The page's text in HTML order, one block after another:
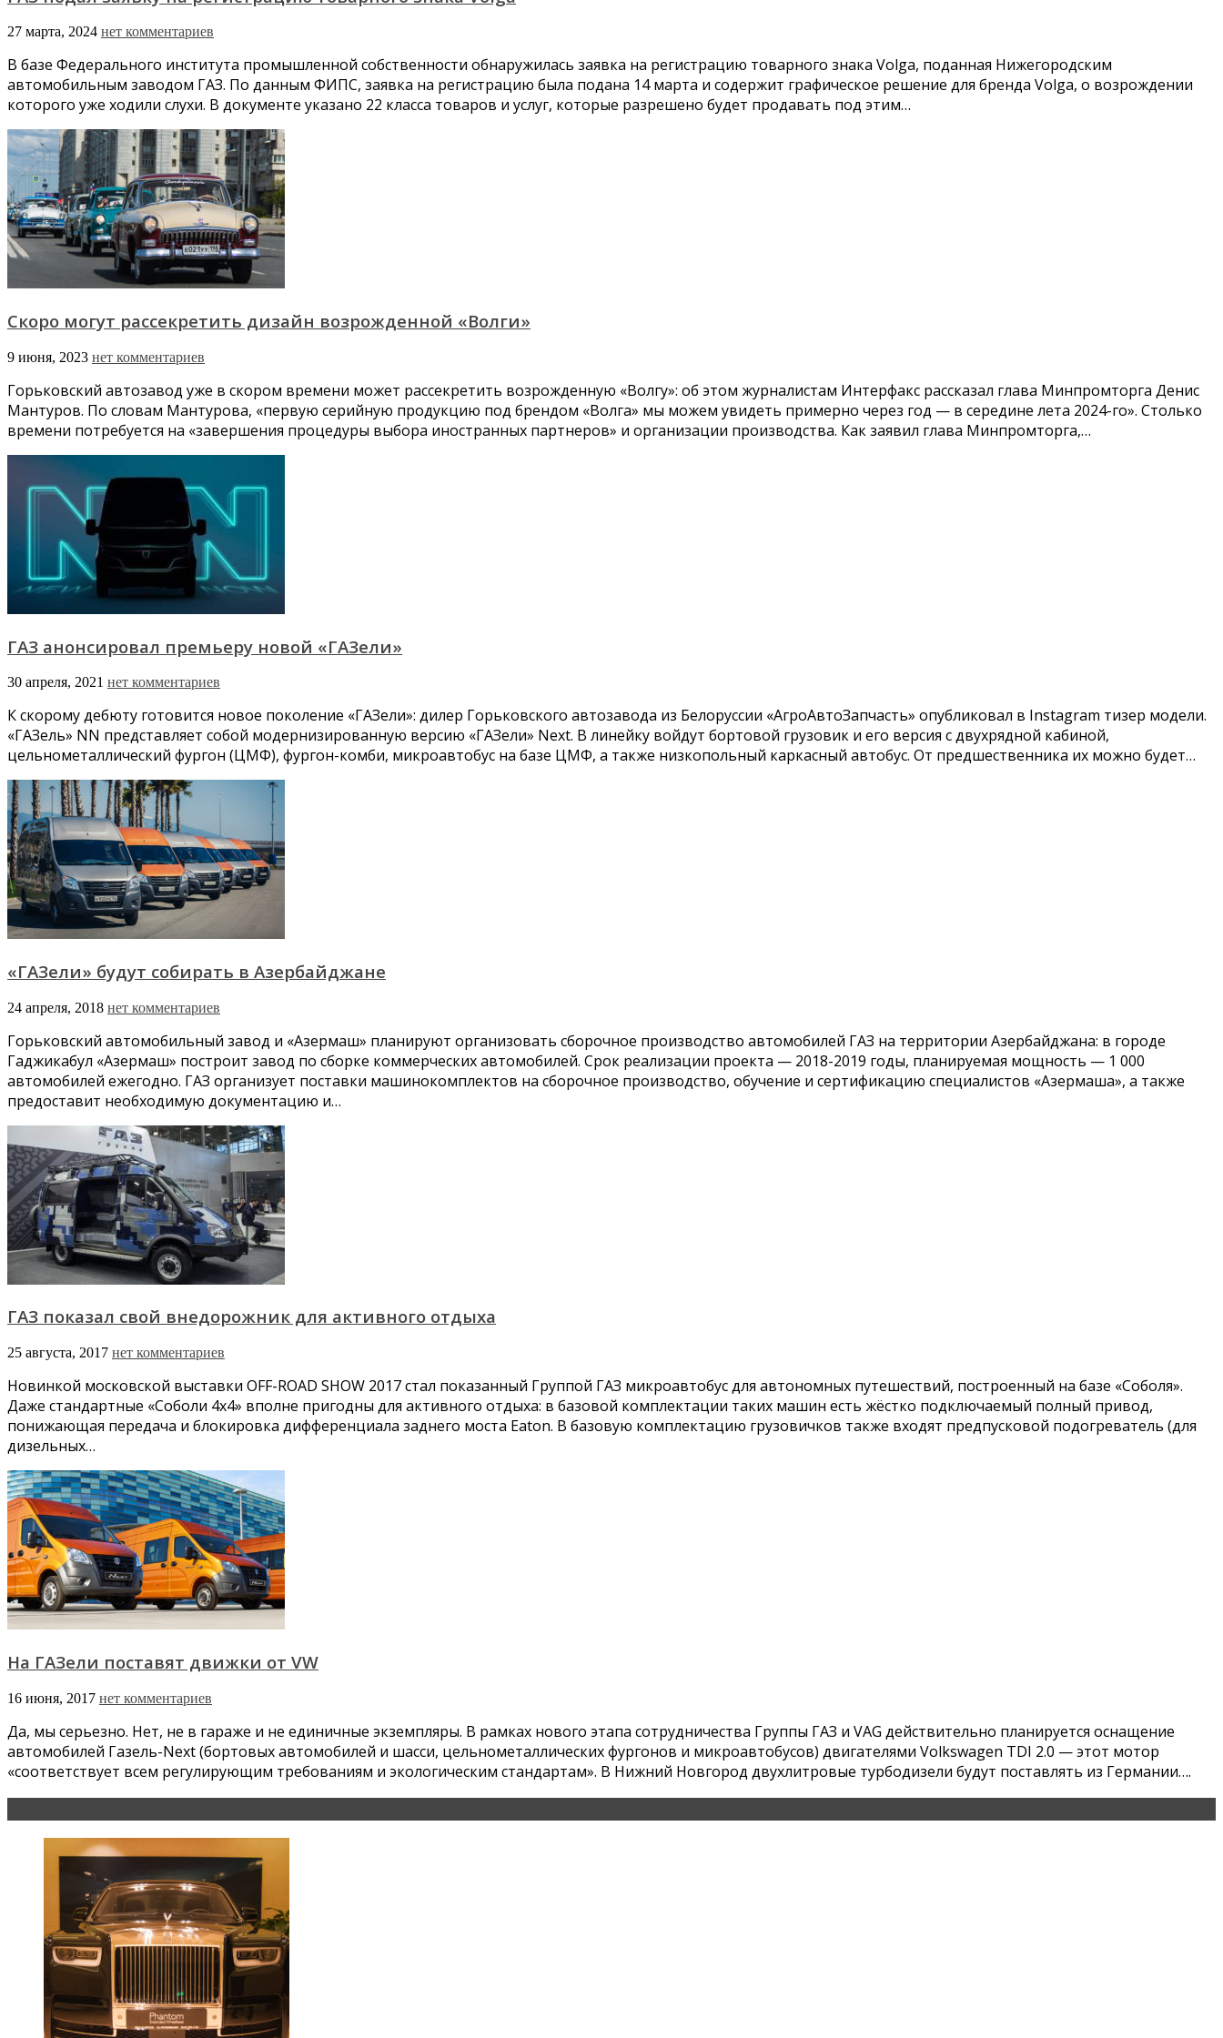
27 марта, 2024 нет комментариев
В базе Федерального института промышленной собственности обнаружилась заявка на регистрацию товарного знака Volga, поданная Нижегородским
автомобильным заводом ГАЗ. По данным ФИПС, заявка на регистрацию была подана 14 марта и содержит графическое решение для бренда Volga, о возрождении
которого уже ходили слухи. В документе указано 22 класса товаров и услуг, которые разрешено будет продавать под этим…
Скоро могут рассекретить дизайн возрожденной «Волги»
9 июня, 2023 нет комментариев
Горьковский автозавод уже в скором времени может рассекретить возрожденную «Волгу»: об этом журналистам Интерфакс рассказал глава Минпромторга Денис
Мантуров. По словам Мантурова, «первую серийную продукцию под брендом «Волга» мы можем увидеть примерно через год — в середине лета 2024-го». Столько
времени потребуется на «завершения процедуры выбора иностранных партнеров» и организации производства. Как заявил глава Минпромторга,…
ГАЗ анонсировал премьеру новой «ГАЗели»
30 апреля, 2021 нет комментариев
К скорому дебюту готовится новое поколение «ГАЗели»: дилер Горьковского автозавода из Белоруссии «АгроАвтоЗапчасть» опубликовал в Instagram тизер модели.
«ГАЗель» NN представляет собой модернизированную версию «ГАЗели» Next. В линейку войдут бортовой грузовик и его версия с двухрядной кабиной,
цельнометаллический фургон (ЦМФ), фургон-комби, микроавтобус на базе ЦМФ, а также низкопольный каркасный автобус. От предшественника их можно будет…
«ГАЗели» будут собирать в Азербайджане
24 апреля, 2018 нет комментариев
Горьковский автомобильный завод и «Азермаш» планируют организовать сборочное производство автомобилей ГАЗ на территории Азербайджана: в городе
Гаджикабул «Азермаш» построит завод по сборке коммерческих автомобилей. Срок реализации проекта — 2018-2019 годы, планируемая мощность — 1 000
автомобилей ежегодно. ГАЗ организует поставки машинокомплектов на сборочное производство, обучение и сертификацию специалистов «Азермаша», а также
предоставит необходимую документацию и…
ГАЗ показал свой внедорожник для активного отдыха
25 августа, 2017 нет комментариев
Новинкой московской выставки OFF-ROAD SHOW 2017 стал показанный Группой ГАЗ микроавтобус для автономных путешествий, построенный на базе «Соболя».
Даже стандартные «Соболи 4х4» вполне пригодны для активного отдыха: в базовой комплектации таких машин есть жёстко подключаемый полный привод,
понижающая передача и блокировка дифференциала заднего моста Eaton. В базовую комплектацию грузовичков также входят предпусковой подогреватель (для
дизельных…
На ГАЗели поставят движки от VW
16 июня, 2017 нет комментариев
Да, мы серьезно. Нет, не в гараже и не единичные экземпляры. В рамках нового этапа сотрудничества Группы ГАЗ и VAG действительно планируется оснащение
автомобилей Газель-Next (бортовых автомобилей и шасси, цельнометаллических фургонов и микроавтобусов) двигателями Volkswagen TDI 2.0 — этот мотор
«соответствует всем регулирующим требованиям и экологическим стандартам». В Нижний Новгород двухлитровые турбодизели будут поставлять из Германии….